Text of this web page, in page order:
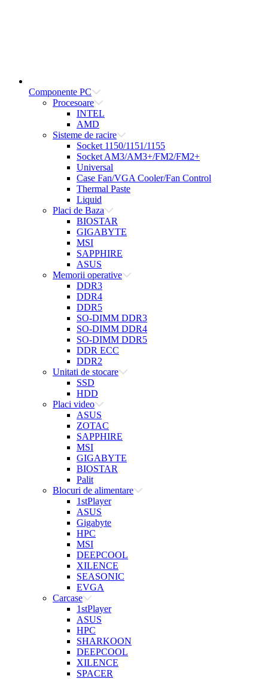
Componente PC
Procesoare
INTEL
AMD
Sisteme de racire
Socket 1150/1151/1155
Socket AM3/AM3+/FM2/FM2+
Universal
Case Fan/VGA Cooler/Fan Control
Thermal Paste
Liquid
Placi de Baza
BIOSTAR
GIGABYTE
MSI
SAPPHIRE
ASUS
Memorii operative
DDR3
DDR4
DDR5
SO-DIMM DDR3
SO-DIMM DDR4
SO-DIMM DDR5
DDR ECC
DDR2
Unitati de stocare
SSD
HDD
Placi video
ASUS
ZOTAC
SAPPHIRE
MSI
GIGABYTE
BIOSTAR
Palit
Blocuri de alimentare
1stPlayer
ASUS
Gigabyte
HPC
MSI
DEEPCOOL
XILENCE
SEASONIC
EVGA
Carcase
1stPlayer
ASUS
HPC
SHARKOON
DEEPCOOL
XILENCE
SPACER